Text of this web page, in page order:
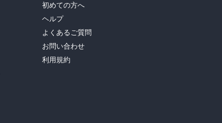
初めての方へ
ヘルプ
よくあるご質問
お問い合わせ
利用規約